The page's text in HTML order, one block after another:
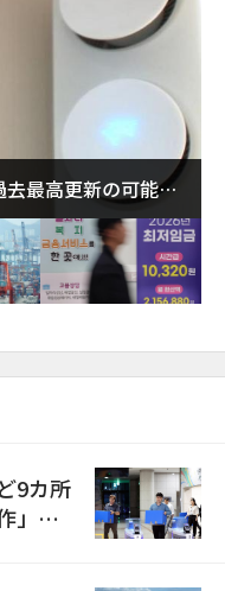
最高更新の可能性
9カ所
」の